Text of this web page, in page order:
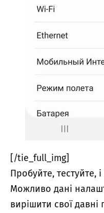
[/tie_full_img]
Пробуйте, тестуйте,
Можливо дані
вирішити свої